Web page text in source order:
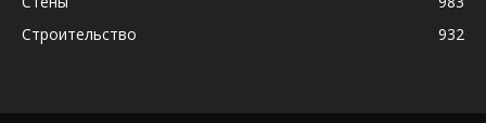
Строительство
932